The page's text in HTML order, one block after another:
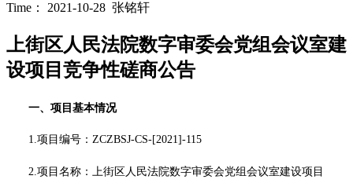
Time： 2021-10-28 张铭轩
上街区人民法院数字审委会党组会议室建
设项目竞争性磋商公告
一、项目基本情况
1.项目编号： ZCZBSJ-CS-[2021]-115
2.项目名称：上街区人民法院数字审委会党组会议室建设项目